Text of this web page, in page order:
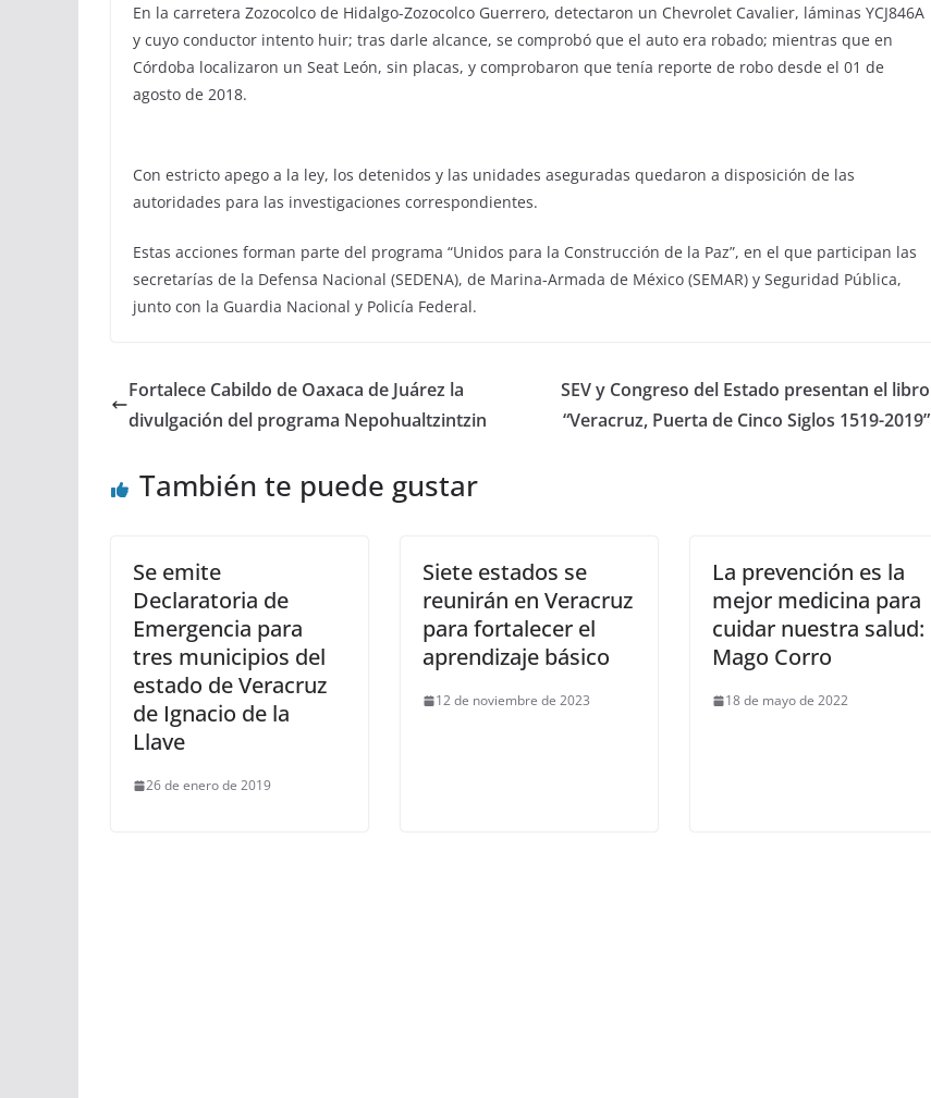
En la carretera Zozocolco de Hidalgo-Zozocolco Guerrero, detectaron un Chevrolet Cavalier, láminas YCJ846A
y cuyo conductor intento huir; tras darle alcance, se comprobó que el auto era robado; mientras que en
Córdoba localizaron un Seat León, sin placas, y comprobaron que tenía reporte de robo desde el 01 de
agosto de 2018.
Con estricto apego a la ley, los detenidos y las unidades aseguradas quedaron a disposición de las
autoridades para las investigaciones correspondientes.
Estas acciones forman parte del programa “Unidos para la Construcción de la Paz”, en el que participan las
secretarías de la Defensa Nacional (SEDENA), de Marina-Armada de México (SEMAR) y Seguridad Pública,
junto con la Guardia Nacional y Policía Federal.
Fortalece Cabildo de Oaxaca de Juárez la
divulgación del programa Nepohualtzintzin
SEV y Congreso del Estado presentan el libro
“Veracruz, Puerta de Cinco Siglos 1519-2019”
También te puede gustar
Se emite
Declaratoria de
Emergencia para
tres municipios del
estado de Veracruz
de Ignacio de la
Llave
26 de enero de 2019
Siete estados se
reunirán en Veracruz
para fortalecer el
aprendizaje básico
12 de noviembre de 2023
La prevención es la
mejor medicina para
cuidar nuestra salud:
Mago Corro
18 de mayo de 2022